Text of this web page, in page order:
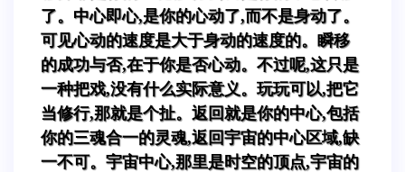
了。中心即心,是你的心动了,而不是身动了。
可见心动的速度是大于身动的速度的。瞬移
的成功与否,在于你是否心动。不过呢,这只是
一种把戏,没有什么实际意义。玩玩可以,把它
当修行,那就是个扯。返回就是你的中心,包括
你的三魂合一的灵魂,返回宇宙的中心区域,缺
一不可。宇宙中心,那里是时空的顶点,宇宙的